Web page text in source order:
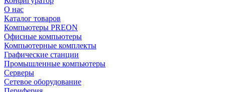
О нас
Каталог товаров
Компьютеры PREON
Офисные компьютеры
Компьютерные комплекты
Графические станции
Промышленные компьютеры
Серверы
Сетевое оборудование